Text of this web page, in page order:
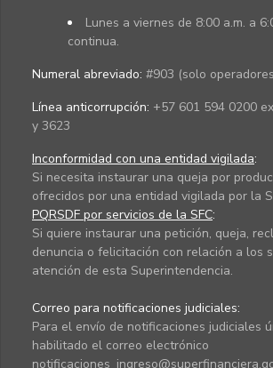
Lunes a viernes de 8:00 a.m. a
continua.
Numeral abreviado: #903 (solo
Línea anticorrupción: +57 601 594 0200
y 3623
Inconformidad con una entidad vigilada:
Si necesita instaurar una queja por
ofrecidos por una entidad vigilada por la
PQRSDF por servicios de la SFC:
Si quiere instaurar una petición, queja,
denuncia o felicitación con relación a los
atención de esta Superintendencia.
Correo para notificaciones judiciales:
Para el envío de notificaciones judiciales
habilitado el correo electrónico